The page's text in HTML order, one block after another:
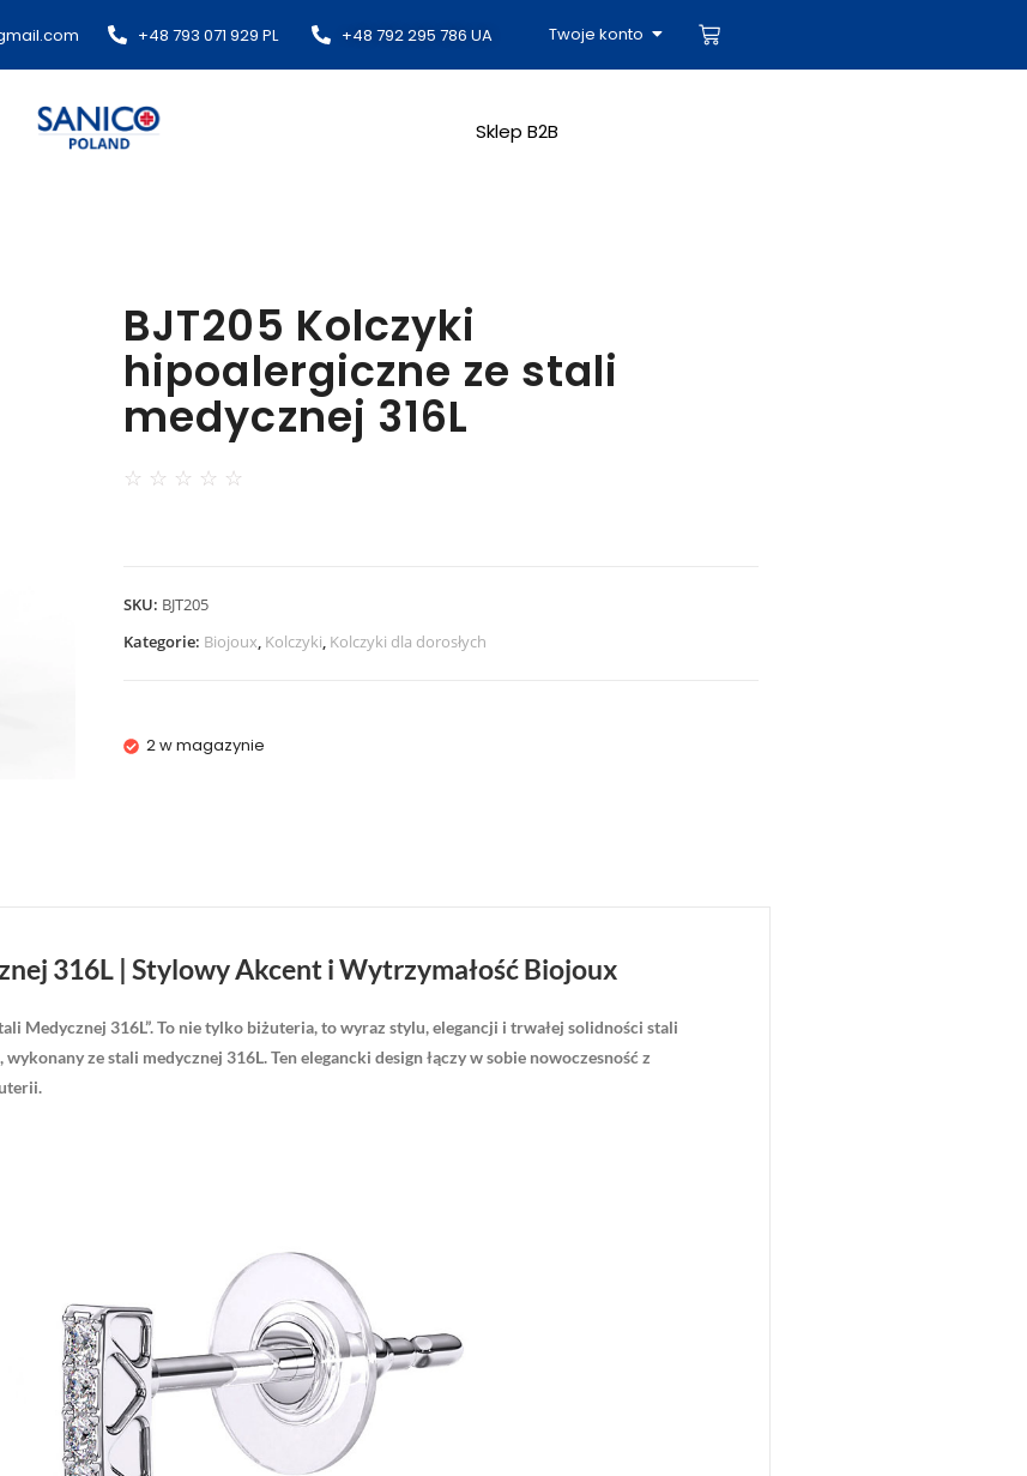
+48 793 071 929 PL +48 792 295 786 UA Twoje konto
Sklep B2B
BJT205 Kolczyki
hipoalergiczne ze stali
medycznej 316L
☆ ☆ ☆ ☆ ☆
SKU: BJT205
Kategorie: Biojoux, Kolczyki, Kolczyki dla dorosłych
2 w magazynie
316L | Stylowy Akcent i Wytrzymałość Biojoux
Medycznej 316L”. To nie tylko biżuteria, to wyraz stylu, elegancji i trwałej solidności stali
ze stali medycznej 316L. Ten elegancki design łączy w sobie nowoczesność z